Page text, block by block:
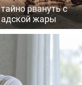
рвануть с
адской жары